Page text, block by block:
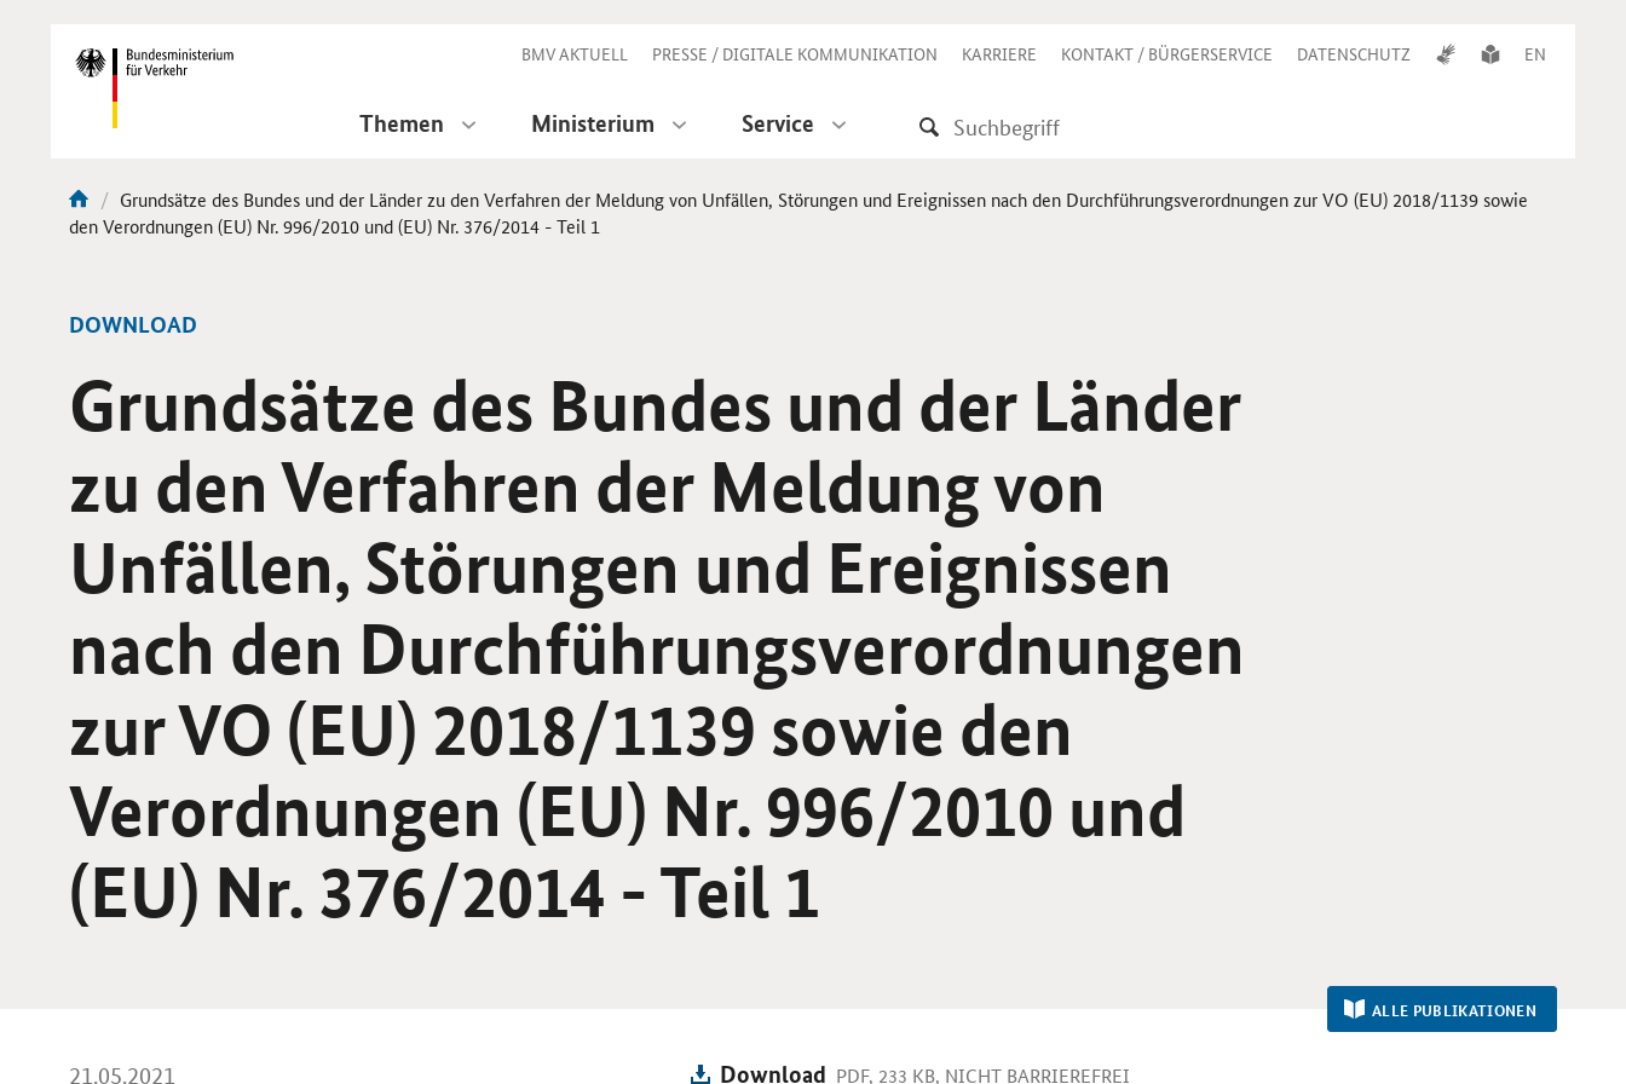
Navigation BMV AKTUELL PRESSE / DIGITALE KOMMUNIKATION KARRIERE KONTAKT / BÜRGERSERVICE DATENSCHUTZ EN
Themen Ministerium Service
Aktuelle
Seite:
Grundsätze des Bundes und der Länder zu den Verfahren der Meldung von Unfällen, Störungen und Ereignissen nach den Durchführungs­verordnungen zur VO (EU) 2018/1139 sowie
den Verordnungen (EU) Nr. 996/2010 und (EU) Nr. 376/2014 - Teil 1
DOWNLOAD
Grundsätze des Bundes und der Länder
zu den Verfahren der Meldung von
Unfällen, Störungen und Ereignissen
nach den Durchführungs­verordnungen
zur VO (EU) 2018/1139 sowie den
Verordnungen (EU) Nr. 996/2010 und
(EU) Nr. 376/2014 - Teil 1
ALLE PUBLIKATIONEN
21.05.2021 Download PDF, 233 KB, NICHT BARRIEREFREI